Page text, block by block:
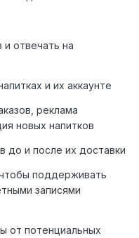
и отвечать на
и их аккаунте
реклама
новых напитков
до и после их доставки
поддерживать
записями
от потенциальных